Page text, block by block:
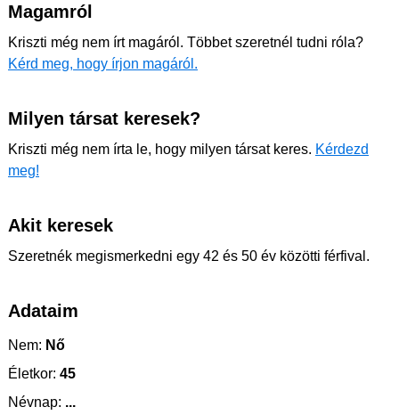
Magamról
Kriszti még nem írt magáról. Többet szeretnél tudni róla?
Kérd meg, hogy írjon magáról.
Milyen társat keresek?
Kriszti még nem írta le, hogy milyen társat keres. Kérdezd
meg!
Akit keresek
Szeretnék megismerkedni egy 42 és 50 év közötti férfival.
Adataim
Nem: Nő
Életkor: 45
Névnap: ...